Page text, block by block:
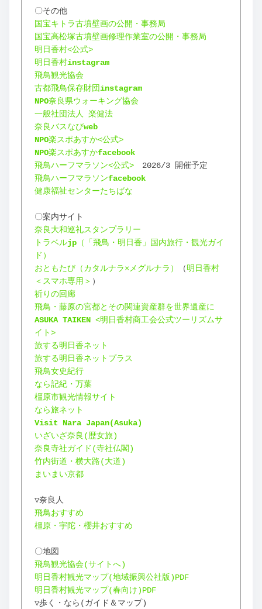
〇その他
国宝キトラ古墳壁画の公開・事務局
国宝高松塚古墳壁画修理作業室の公開・事務局
明日香村<公式>
明日香村instagram
飛鳥観光協会
古都飛鳥保存財団instagram
NPO奈良県ウォーキング協会
一般社団法人 楽健法
奈良バスなびweb
NPO楽スポあすか<公式>
NPO楽スポあすかfacebook
飛鳥ハーフマラソン<公式> 2026/3 開催予定
飛鳥ハーフマラソンfacebook
健康福祉センターたちばな
〇案内サイト
奈良大和巡礼スタンプラリー
トラベルjp （「飛鳥・明日香」国内旅行・観光ガイ
ド）
おともたび（カタルナラ×メグルナラ）
（明日香村
＜スマホ専用＞ ）
祈りの回廊
飛鳥・藤原の宮都とその関連資産群を世界遺産に
ASUKA TAIKEN <明日香村商工会公式ツーリズムサ
イト>
旅する明日香ネット
旅する明日香ネットプラス
飛鳥女史紀行
なら記紀・万葉
橿原市観光情報サイト
なら旅ネット
Visit Nara Japan(Asuka)
いざいざ奈良(歴女旅)
奈良寺社ガイド(寺社仏閣)
竹内街道・横大路(大道)
まいまい京都
▽奈良人
飛鳥おすすめ
橿原・宇陀・櫻井おすすめ
〇地図
飛鳥観光協会(サイトへ)
明日香村観光マップ(地域振興公社版)PDF
明日香村観光マップ(春向け)PDF
▽歩く・なら(ガイド＆マップ)